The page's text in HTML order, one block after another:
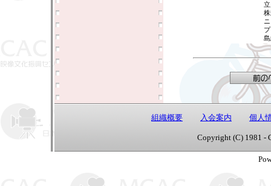
組織概要 入会案内 個人
Copyright (C) 1981 -